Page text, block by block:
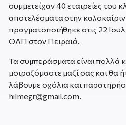
συμμετείχαν 40 εταιρείες του
αποτελέσματα στην
πραγματοποιήθηκε στις 22
ΟΛΠ στον Πειραιά.
Τα συμπεράσματα είναι πολλά
μοιραζόμαστε μαζί σας και θα
λάβουμε σχόλια και
hilmegr@gmail.com.